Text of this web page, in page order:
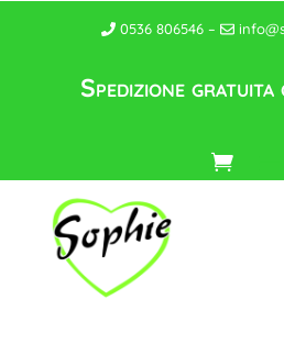
0536 806546 –
Spedizione